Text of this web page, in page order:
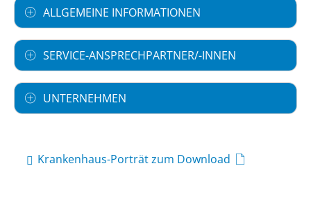
ALLGEMEINE INFORMATIONEN
SERVICE-ANSPRECHPARTNER/-INNEN
UNTERNEHMEN
Krankenhaus-Porträt zum Download